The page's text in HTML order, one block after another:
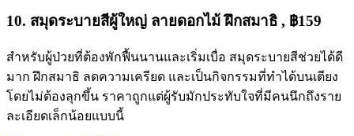
10. สมุดระบายสีผู้ใหญ่ ลายดอกไม้ ฝึกสมาธิ , ฿159
สำหรับผู้ป่วยที่ต้องพักฟื้นนานและเริ่มเบื่อ สมุดระบายสีช่วยได้ดี
มาก ฝึกสมาธิ ลดความเครียด และเป็นกิจกรรมที่ทำได้บนเตียง
โดยไม่ต้องลุกขึ้น ราคาถูกแต่ผู้รับมักประทับใจที่มีคนนึกถึงราย
ละเอียดเล็กน้อยแบบนี้